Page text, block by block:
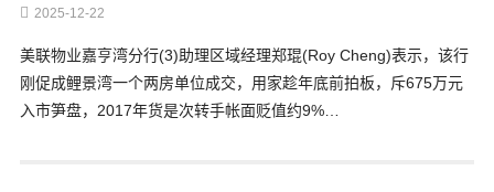
2025-12-22
美联物业嘉亨湾分行(3)助理区域经理郑琨(Roy Cheng)表示，该行
刚促成鲤景湾一个两房单位成交，用家趁年底前拍板，斥675万元
入市笋盘，2017年货是次转手帐面贬值约9%…